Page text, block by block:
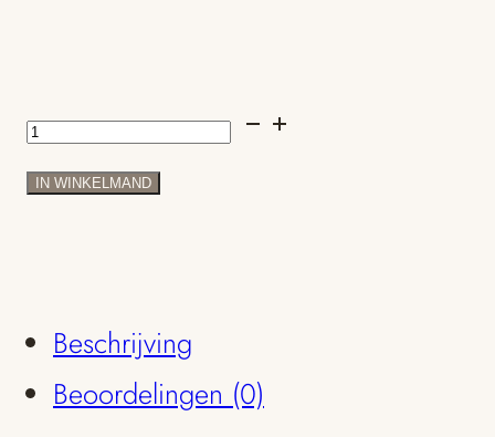
Unieke
geelgouden
met
diamant
IN WINKELMAND
Beschrijving
Beoordelingen (0)